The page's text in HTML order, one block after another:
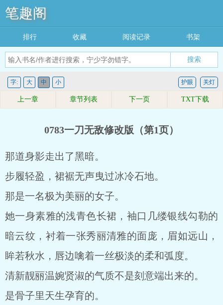
笔趣阁
搜索
排行 收藏 阅读记录 书架
字: 大 中 小 关灯
护眼
上一章 章节列表 下一页 TXT下载
0783一刀无敌修改版（第1页）
那道身影走出了黑暗。
步履轻盈，裙裾无声曳过冰冷石地。
那是一名极为美丽的女子。
她一身素雅的浅青色长裙，袖口几缕银线勾勒的
暗云纹，衬着一张秀丽清雅的面庞，眉如远山，
眸若秋水，唇边噙着一丝极淡的柔和弧度。
清新靓丽温婉贤淑的气质不是刻意端出来的。
是骨子里天生孕育的。